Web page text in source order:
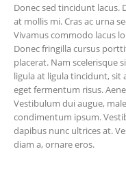
Donec sed tincidunt lacus.
at mollis mi. Cras ac urna
Vivamus commodo lacus
Donec fringilla cursus
placerat. Nam scelerisque
ligula at ligula tincidunt, sit
eget fermentum risus.
Vestibulum dui augue,
condimentum ipsum.
dapibus nunc ultrices at.
diam a, ornare eros.